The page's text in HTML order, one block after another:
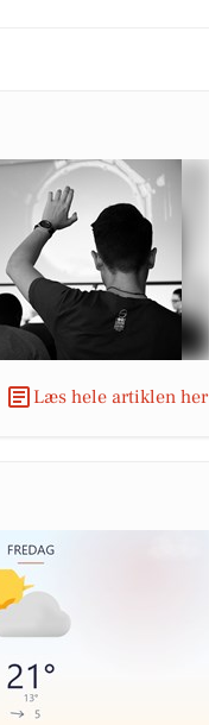
Læs hele artiklen her